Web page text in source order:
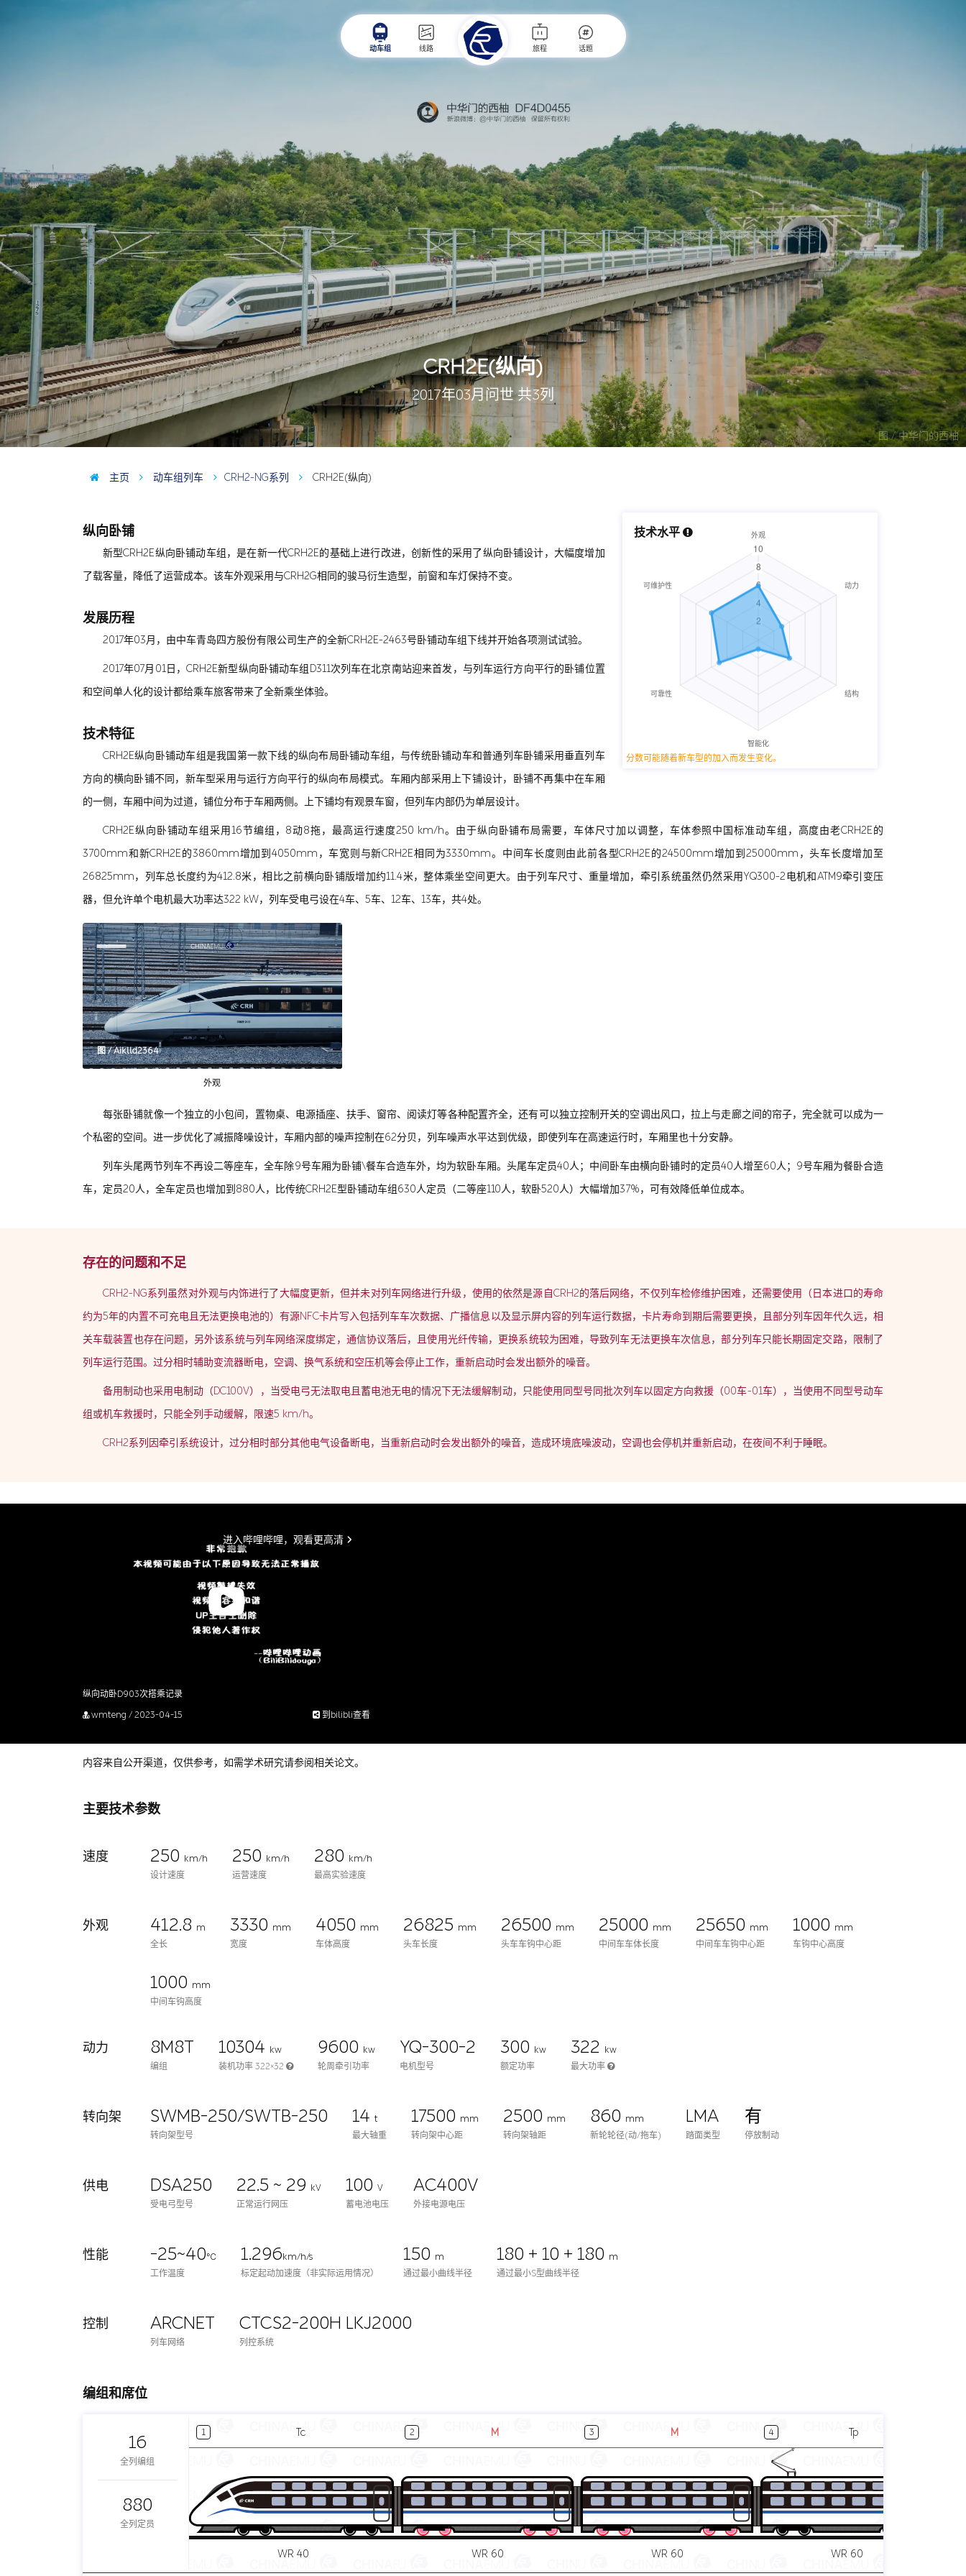
动车组 线路 旅程 话题
图 / 中华门的西柚
CRH2E(纵向)
2017年03月问世 共3列
主页 动车组列车 CRH2-NG系列 CRH2E(纵向)
技术水平
分数可能随着新车型的加入而发生变化。
纵向卧铺
新型CRH2E纵向卧铺动车组，是在新一代CRH2E的基础上进行改进，创新性的采用了纵向卧铺设计，大幅度增加
了载客量，降低了运营成本。该车外观采用与CRH2G相同的骏马衍生造型，前窗和车灯保持不变。
发展历程
2017年03月，由中车青岛四方股份有限公司生产的全新CRH2E-2463号卧铺动车组下线并开始各项测试试验。
2017年07月01日，CRH2E新型纵向卧铺动车组D311次列车在北京南站迎来首发，与列车运行方向平行的卧铺位置
和空间单人化的设计都给乘车旅客带来了全新乘坐体验。
技术特征
CRH2E纵向卧铺动车组是我国第一款下线的纵向布局卧铺动车组，与传统卧铺动车和普通列车卧铺采用垂直列车
方向的横向卧铺不同，新车型采用与运行方向平行的纵向布局模式。车厢内部采用上下铺设计，卧铺不再集中在车厢
的一侧，车厢中间为过道，铺位分布于车厢两侧。上下铺均有观景车窗，但列车内部仍为单层设计。
CRH2E纵向卧铺动车组采用16节编组，8动8拖，最高运行速度250 km/h。由于纵向卧铺布局需要，车体尺寸加以调整，车体参照中国标准动车组，高度由老CRH2E的
3700mm和新CRH2E的3860mm增加到4050mm，车宽则与新CRH2E相同为3330mm。中间车长度则由此前各型CRH2E的24500mm增加到25000mm，头车长度增加至
26825mm，列车总长度约为412.8米，相比之前横向卧铺版增加约11.4米，整体乘坐空间更大。由于列车尺寸、重量增加，牵引系统虽然仍然采用YQ300-2电机和ATM9牵引变压
器，但允许单个电机最大功率达322 kW，列车受电弓设在4车、5车、12车、13车，共4处。
图 / Aiklld2364
外观
每张卧铺就像一个独立的小包间，置物桌、电源插座、扶手、窗帘、阅读灯等各种配置齐全，还有可以独立控制开关的空调出风口，拉上与走廊之间的帘子，完全就可以成为一
个私密的空间。进一步优化了减振降噪设计，车厢内部的噪声控制在62分贝，列车噪声水平达到优级，即使列车在高速运行时，车厢里也十分安静。
列车头尾两节列车不再设二等座车，全车除9号车厢为卧铺\餐车合造车外，均为软卧车厢。头尾车定员40人；中间卧车由横向卧铺时的定员40人增至60人；9号车厢为餐卧合造
车，定员20人，全车定员也增加到880人，比传统CRH2E型卧铺动车组630人定员（二等座110人，软卧520人）大幅增加37%，可有效降低单位成本。
存在的问题和不足
CRH2-NG系列虽然对外观与内饰进行了大幅度更新，但并未对列车网络进行升级，使用的依然是源自CRH2的落后网络，不仅列车检修维护困难，还需要使用（日本进口的寿命
约为5年的内置不可充电且无法更换电池的）有源NFC卡片写入包括列车车次数据、广播信息以及显示屏内容的列车运行数据，卡片寿命到期后需要更换，且部分列车因年代久远，相
关车载装置也存在问题，另外该系统与列车网络深度绑定，通信协议落后，且使用光纤传输，更换系统较为困难，导致列车无法更换车次信息，部分列车只能长期固定交路，限制了
列车运行范围。过分相时辅助变流器断电，空调、换气系统和空压机等会停止工作，重新启动时会发出额外的噪音。
备用制动也采用电制动（DC100V），当受电弓无法取电且蓄电池无电的情况下无法缓解制动，只能使用同型号同批次列车以固定方向救援（00车-01车），当使用不同型号动车
组或机车救援时，只能全列手动缓解，限速5 km/h。
CRH2系列因牵引系统设计，过分相时部分其他电气设备断电，当重新启动时会发出额外的噪音，造成环境底噪波动，空调也会停机并重新启动，在夜间不利于睡眠。
纵向动卧D903次搭乘记录
到bilibli查看
wmteng / 2023-04-15
内容来自公开渠道，仅供参考，如需学术研究请参阅相关论文。
主要技术参数
速度 250
km/h
设计速度
250
km/h
运营速度
280
km/h
最高实验速度
外观 412.8 m
全长
3330 mm
宽度
4050 mm
车体高度
26825 mm
头车长度
26500 mm
头车车钩中心距
25000 mm
中间车车体长度
25650 mm
中间车车钩中心距
1000 mm
车钩中心高度
1000 mm
中间车钩高度
动力 8M8T
编组
10304
kw
装机功率 322×32
9600
kw
轮周牵引功率
YQ-300-2
电机型号
300
kw
额定功率
322
kw
最大功率
转向架 SWMB-250/SWTB-250
转向架型号
14t
最大轴重
17500 mm
转向架中心距
2500 mm
转向架轴距
860 mm
新轮轮径(动/拖车)
LMA
踏面类型
有
停放制动
供电 DSA250
受电弓型号
22.5 ~ 29
kV
正常运行网压
100V
蓄电池电压
AC400V
外接电源电压
性能 -25~40℃
工作温度
1.296 km/h/s
标定起动加速度（非实际运用情况）
150 m
通过最小曲线半径
180 + 10 + 180 m
通过最小S型曲线半径
控制 ARCNET
列车网络
CTCS2-200H LKJ2000
列控系统
编组和席位
16
全列编组
880
全列定员
1 Tc
WR 40
2 M
WR 60
3 M
WR 60
4 Tp
WR 60